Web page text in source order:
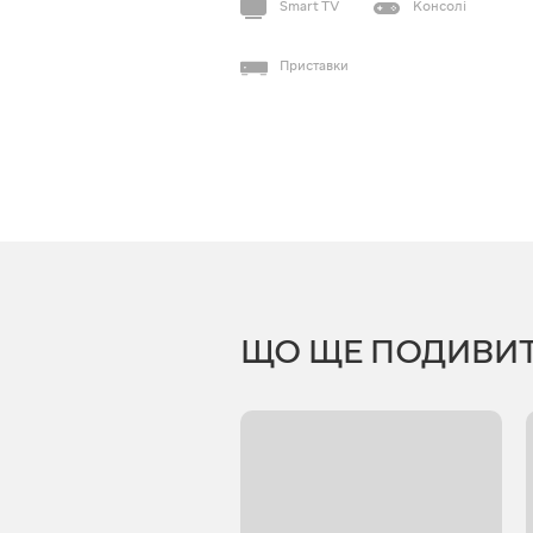
Smart TV Консолі
Приставки
ЩО ЩЕ